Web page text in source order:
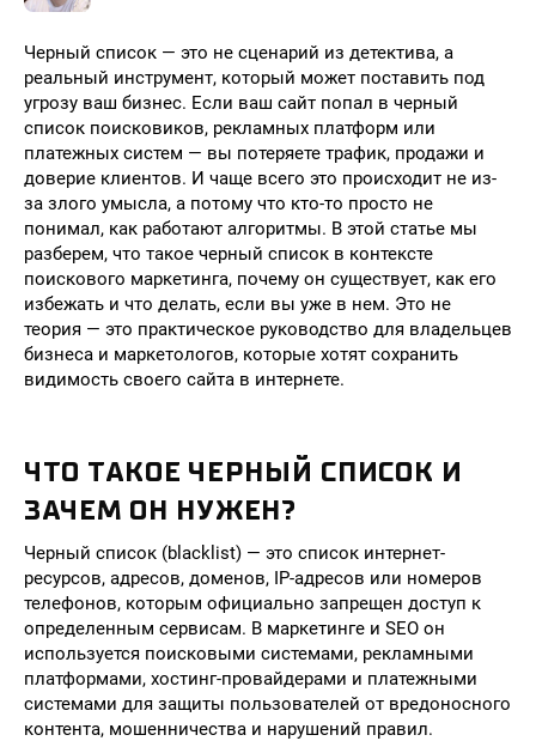
Черный список — это не сценарий из детектива, а
реальный инструмент, который может поставить под
угрозу ваш бизнес. Если ваш сайт попал в черный
список поисковиков, рекламных платформ или
платежных систем — вы потеряете трафик, продажи и
доверие клиентов. И чаще всего это происходит не из-
за злого умысла, а потому что кто-то просто не
понимал, как работают алгоритмы. В этой статье мы
разберем, что такое черный список в контексте
поискового маркетинга, почему он существует, как его
избежать и что делать, если вы уже в нем. Это не
теория — это практическое руководство для владельцев
бизнеса и маркетологов, которые хотят сохранить
видимость своего сайта в интернете.
ЧТО ТАКОЕ ЧЕРНЫЙ СПИСОК И
ЗАЧЕМ ОН НУЖЕН?
Черный список (blacklist) — это список интернет-
ресурсов, адресов, доменов, IP-адресов или номеров
телефонов, которым официально запрещен доступ к
определенным сервисам. В маркетинге и SEO он
используется поисковыми системами, рекламными
платформами, хостинг-провайдерами и платежными
системами для защиты пользователей от вредоносного
контента, мошенничества и нарушений правил.